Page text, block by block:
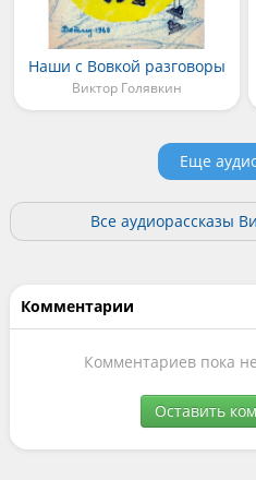
Наши с Вовкой разговоры
Виктор Голявкин
Еще
Все аудиорассказы
Комментарии
Комментариев пока
Оставить